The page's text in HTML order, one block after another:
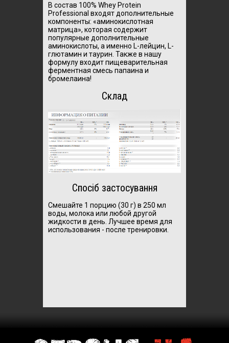
В состав 100% Whey Protein
Professional входят дополнительные
компоненты: «аминокислотная
матрица», которая содержит
популярные дополнительные
аминокислоты, а именно L-лейцин, L-
глютамин и таурин. Также в нашу
формулу входит пищеварительная
ферментная смесь папаина и
бромелаина!
Склад
Спосіб застосування
Смешайте 1 порцию (30 г) в 250 мл
воды, молока или любой другой
жидкости в день. Лучшее время для
использования - после тренировки.